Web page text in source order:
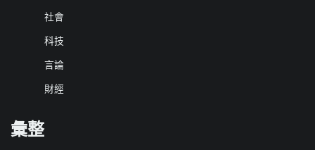
社會
科技
言論
財經
彙整